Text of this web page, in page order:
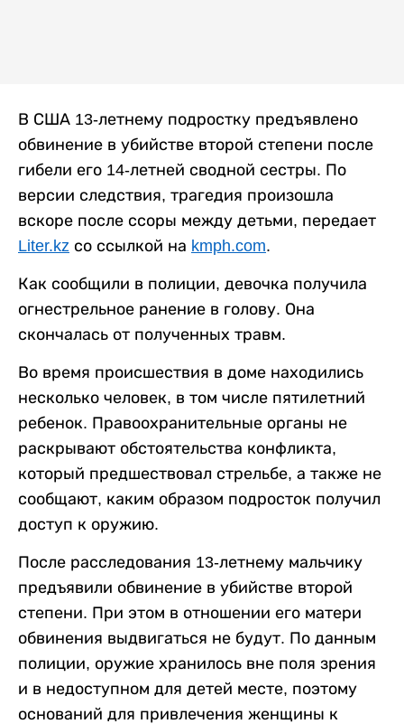
В США 13-летнему подростку предъявлено
обвинение в убийстве второй степени после
гибели его 14-летней сводной сестры. По
версии следствия, трагедия произошла
вскоре после ссоры между детьми, передает
Liter.kz со ссылкой на kmph.com.
Как сообщили в полиции, девочка получила
огнестрельное ранение в голову. Она
скончалась от полученных травм.
Во время происшествия в доме находились
несколько человек, в том числе пятилетний
ребенок. Правоохранительные органы не
раскрывают обстоятельства конфликта,
который предшествовал стрельбе, а также не
сообщают, каким образом подросток получил
доступ к оружию.
После расследования 13-летнему мальчику
предъявили обвинение в убийстве второй
степени. При этом в отношении его матери
обвинения выдвигаться не будут. По данным
полиции, оружие хранилось вне поля зрения
и в недоступном для детей месте, поэтому
оснований для привлечения женщины к